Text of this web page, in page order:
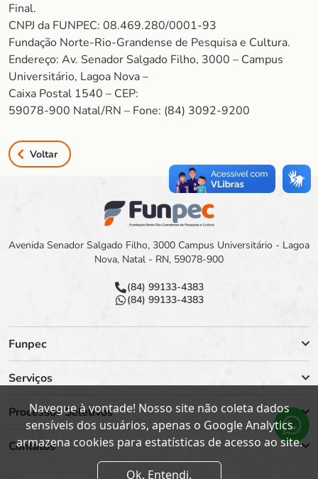
Final.
CNPJ da FUNPEC: 08.469.280/0001-93
Fundação Norte-Rio-Grandense de Pesquisa e Cultura.
Endereço: Av. Senador Salgado Filho, 3000 – Campus
Universitário, Lagoa Nova –
Caixa Postal 1540 – CEP:
59078-900 Natal/RN – Fone: (84) 3092-9200
Voltar
Avenida Senador Salgado Filho, 3000 Campus Universitário - Lagoa
Nova, Natal - RN, 59078-900
(84) 99133-4383
(84) 99133-4383
Funpec
Serviços
Processos Seletivos
Contatos
Navegue à vontade! Nosso site não coleta dados
sensíveis dos usuários, apenas o Google Analytics
armazena cookies para estatísticas de acesso ao site.
Ok. Entendi.